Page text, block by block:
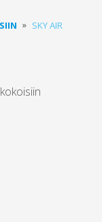
SKY AIR